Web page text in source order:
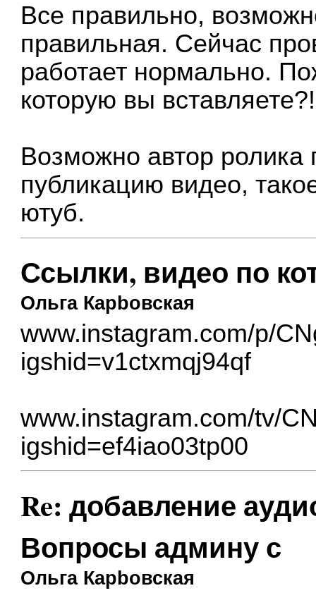
Все правильно,
правильная. Сейчас
работает нормально.
которую вы
Возможно автор ролика
публикацию видео,
ютуб.
Ссылки, видео по
Ольга Карbовская
www.instagram.com/p/
igshid=v1ctxmqj94qf
www.instagram.com/tv/
igshid=ef4iao03tp00
Re: добавление
Вопросы админу с
Ольга Карbовская